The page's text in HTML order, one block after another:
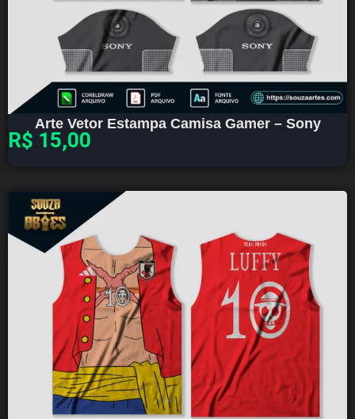
Arte Vetor Estampa Camisa Gamer – Sony
R$ 15,00